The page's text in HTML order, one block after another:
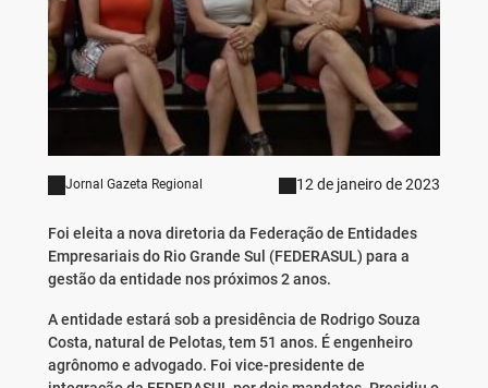
Jornal Gazeta Regional 12 de janeiro de 2023
Foi eleita a nova diretoria da Federação de Entidades
Empresariais do Rio Grande Sul (FEDERASUL) para a
gestão da entidade nos próximos 2 anos.
A entidade estará sob a presidência de Rodrigo Souza
Costa, natural de Pelotas, tem 51 anos. É engenheiro
agrônomo e advogado. Foi vice-presidente de